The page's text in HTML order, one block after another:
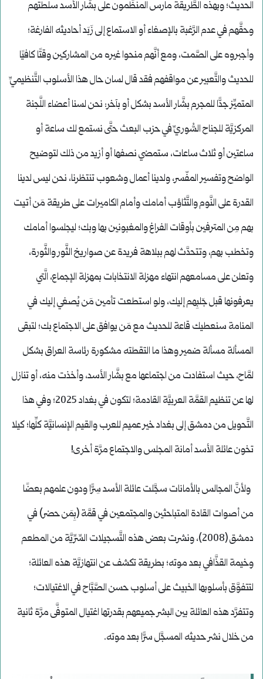
الحديث؛ وبهذه الطَّريقة مارس المنظِّمون على بشَّار الأسد سلطتهم
وحقَّهم في عدم الرَّغبة بالإصغاء أو الاستماع إلى زَبَد أحاديثه الفارغة؛
وأجبروه على الصَّمت، ومع أنَّهم منحوا غيره من المشاركين وقتًا كافيًا
للحديث والتَّعبير عن مواقفهم فقد قال لسان حال هذا الأسلوب التَّنظيميِّ
المتميِّز جدًّا للمجرم بشَّار الأسد بشكل أو بآخر: نحن لسنا أعضاء اللَّجنة
المركزيَّة للجناح السُّوريِّ في حزب البعث حتَّى نستمع لك ساعة أو
ساعتين أو ثلاث ساعات، ستمضي نصفها أو أزيد من ذلك لتوضيح
الواضح وتفسير المفّسر، ولدينا أعمال وشعوب تنتظرنا، نحن ليس لدينا
القدرة على النَّوم والتَّثاؤب أمامك وأمام الكاميرات على طريقة مَن أتيت
بهم مِن المترفين بأوقات الفراغ والمغبونين بها وبك؛ ليجلسوا أمامك
وتخطب بهم، وتتحدَّث لهم ببلاهة فريدة عن صواريخ الثَّور والثَّورة،
وتعلن على مسامعهم انتهاء مهزلة الانتخابات بمهزلة الإجماع، الَّتي
يعرفونها قبل جَلبِهم إليك، ولو استطعت تأمين مَن يُصغي إليك في
المنامة سنعطيك قاعة للحديث مع مَن يوافق على الاجتماع بك؛ لتبقى
المسألة مسألة ضمير وهذا ما التقطته مشكورة رئاسة العراق بشكل
لمَّاح، حيث استفادت من اجتماعها مع بشَّار الأسد، وأخذت منه، أو تنازل
لها عن تنظيم القمَّة العربيَّة القادمة؛ لتكون في بغداد 2025؛ وفي هذا
التَّحويل من دمشق إلى بغداد خير عميم للعرب والقيم الإنسانيَّة كلِّها؛ كيلا
تخون عائلة الأسد أمانة المجلس والاجتماع مرَّة أخرى!
ولأنَّ المجالس بالأمانات سجَّلت عائلة الأسد سِرًّا ودون علمهم بعضًا
من أصوات القادة المتباحثين والمجتمعين في قمَّة (بِمَن حضر) في
دمشق (2008)، ونشرت بعض هذه التَّسجيلات السِّرِّيَّة من المطعم
وخيمة القذَّافي بعد موته؛ بطريقة تكشف عن انتهازيَّة هذه العائلة؛
لتتفوَّق بأسلوبها الخبيث على أسلوب حسن الصَّبَّاح في الاغتيالات؛
وتتفرَّد هذه العائلة بين البشر جميعهم بقدرتها اغتيال المتوفَّى مرَّة ثانية
من خلال نشر حديثه المسجَّل سرًّا بعد موته.